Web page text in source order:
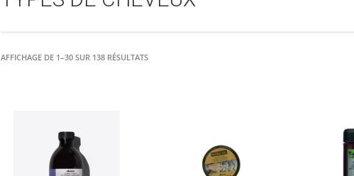
AFFICHAGE DE 1–30 SUR 138 RÉSULTATS